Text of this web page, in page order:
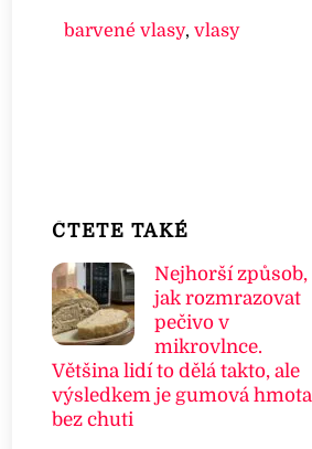
barvené vlasy,vlasy
ČTETE TAKÉ
Nejhorší způsob,
jak rozmrazovat
pečivo v
mikrovlnce.
Většina lidí to dělá takto, ale
výsledkem je gumová hmota
bez chuti